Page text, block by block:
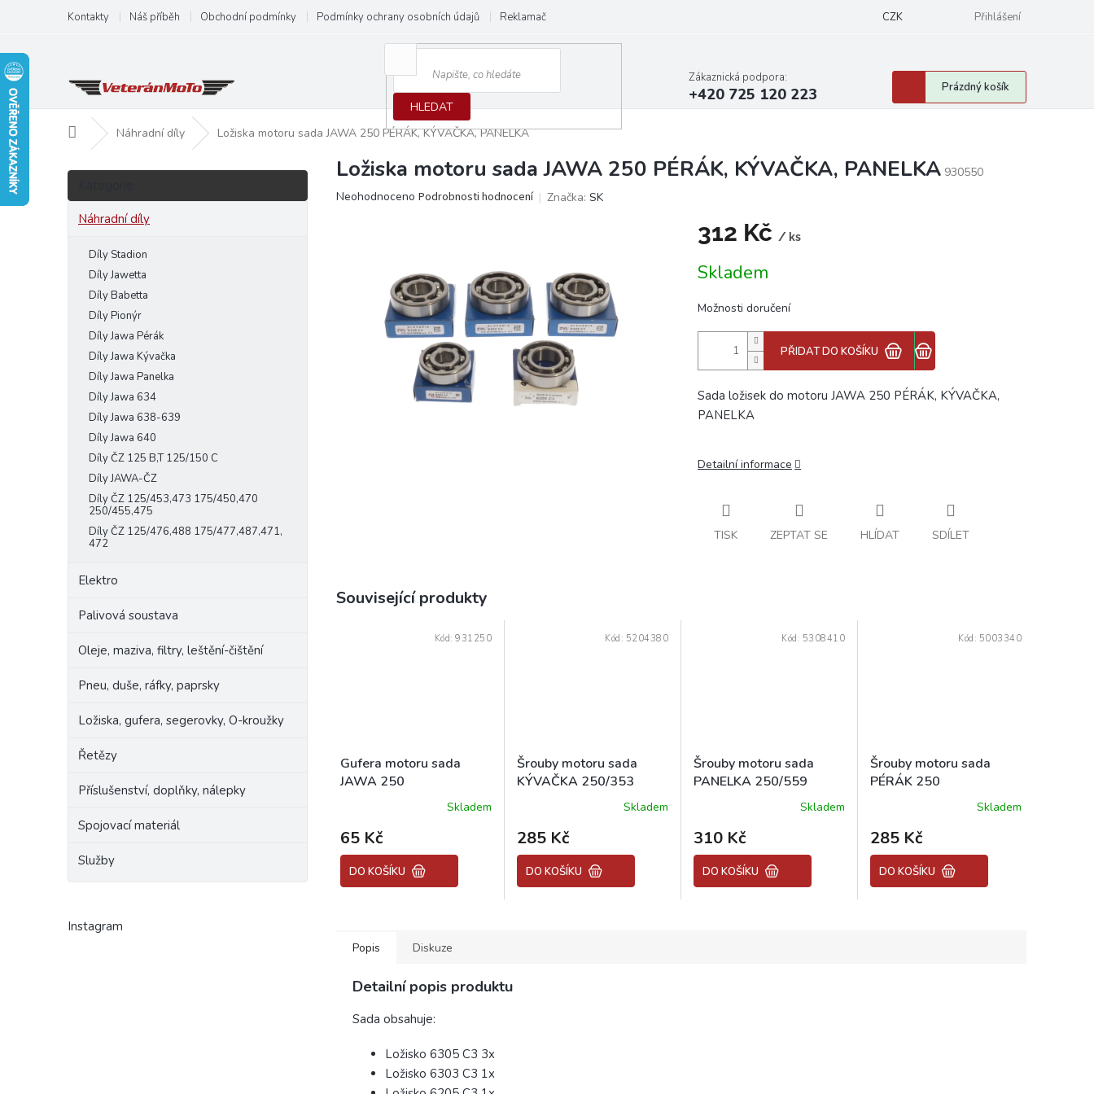
obsah
Kontakty Náš příběh Obchodní podmínky Podmínky ochrany osobních údajů Reklamační protokol CZK Přihlášení
HLEDAT
Zákaznická podpora:
+420 725 120 223
Nákupní
košík
Prázdný košík
Domů Náhradní díly Ložiska motoru sada JAWA 250 PÉRÁK, KÝVAČKA, PANELKA
P
s
Přeskočit
Náhradní díly
Díly Stadion
Díly Jawetta
Díly Babetta
Díly Pionýr
Díly Jawa Pérák
Díly Jawa Kývačka
Díly Jawa Panelka
Díly Jawa 634
Díly Jawa 638-639
Díly Jawa 640
Díly ČZ 125 B,T 125/150 C
Díly JAWA-ČZ
Díly ČZ 125/453,473 175/450,470
250/455,475
Díly ČZ 125/476,488 175/477,487,471,
472
Elektro
Palivová soustava
Oleje, maziva, filtry, leštění-čištění
Pneu, duše, ráfky, paprsky
Ložiska, gufera, segerovky, O-kroužky
Řetězy
Příslušenství, doplňky, nálepky
Spojovací materiál
Služby
Instagram
Ložiska motoru sada JAWA 250 PÉRÁK, KÝVAČKA, PANELKA 930550
Průměrné
Neohodnoceno Podrobnosti hodnocení Značka: SK
312 Kč / ks
cena:
Skladem
Možnosti doručení
PŘIDAT DO KOŠÍKU
Sada ložisek do motoru JAWA 250 PÉRÁK, KÝVAČKA,
PANELKA
Detailní informace
TISK ZEPTAT SE HLÍDAT SDÍLET
Související produkty
Gufera motoru sada
JAWA 250
produktu
je
5,0
z
Skladem
65 Kč
DO KOŠÍKU
Kód: 931250
Šrouby motoru sada
KÝVAČKA 250/353
Skladem
285 Kč
DO KOŠÍKU
Kód: 5204380
Šrouby motoru sada
PANELKA 250/559
produktu
je
4,0
z
Skladem
310 Kč
DO KOŠÍKU
Kód: 5308410
Šrouby motoru sada
PÉRÁK 250
produktu
je
5,0
z
Skladem
285 Kč
DO KOŠÍKU
Kód: 5003340
Popis Diskuze
Detailní popis produktu
Sada obsahuje:
Ložisko 6305 C3 3x
Ložisko 6303 C3 1x